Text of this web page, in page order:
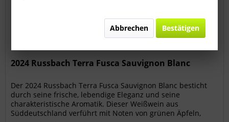
2024 Russbach Terra Fusca Sauvignon Blanc
Der 2024 Russbach Terra Fusca Sauvignon Blanc besticht
durch seine frische, lebendige Eleganz und seine
charakteristische Aromatik. Dieser Weißwein aus
Süddeutschland verführt mit Noten von grünen Äpfeln,
Abbrechen Bestätigen